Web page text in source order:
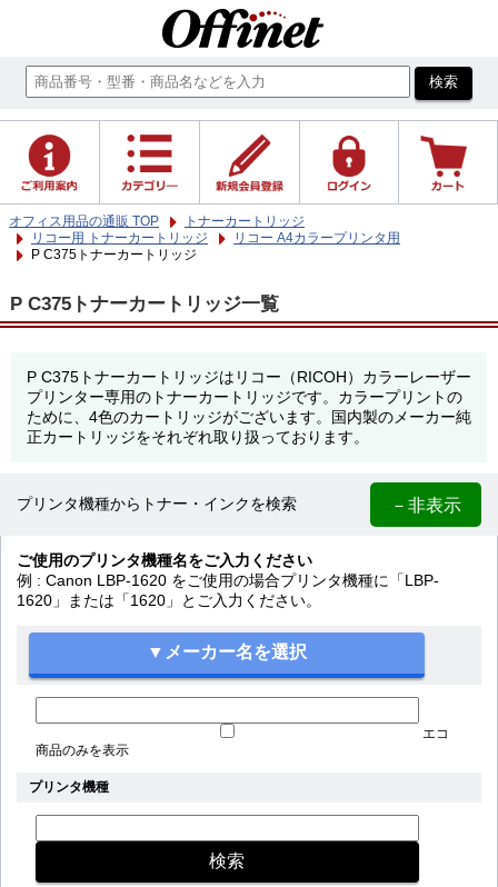
オフィス用品の通販 TOP
トナーカートリッジ
リコー用 トナーカートリッジ
リコー A4カラープリンタ用
P C375トナーカートリッジ
P C375トナーカートリッジ一覧
P C375トナーカートリッジはリコー（RICOH）カラーレーザー
プリンター専用のトナーカートリッジです。カラープリントの
ために、4色のカートリッジがございます。国内製のメーカー純
正カートリッジをそれぞれ取り扱っております。
プリンタ機種からトナー・インクを検索 －非表示
ご使用のプリンタ機種名をご入力ください
例 : Canon LBP-1620 をご使用の場合プリンタ機種に「LBP-
1620」または「1620」とご入力ください。
エコ
商品のみを表示
プリンタ機種